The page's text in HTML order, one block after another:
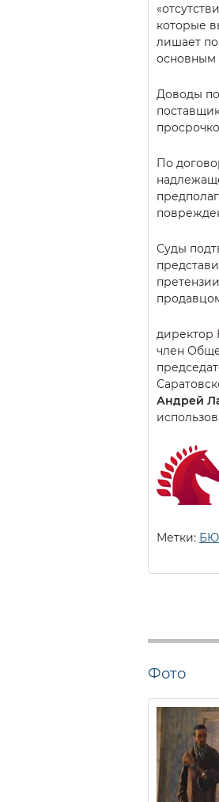
которые
лишает
основным
Доводы
По
Суды
директор
член
Андрей
Метки: БЮ
Фото